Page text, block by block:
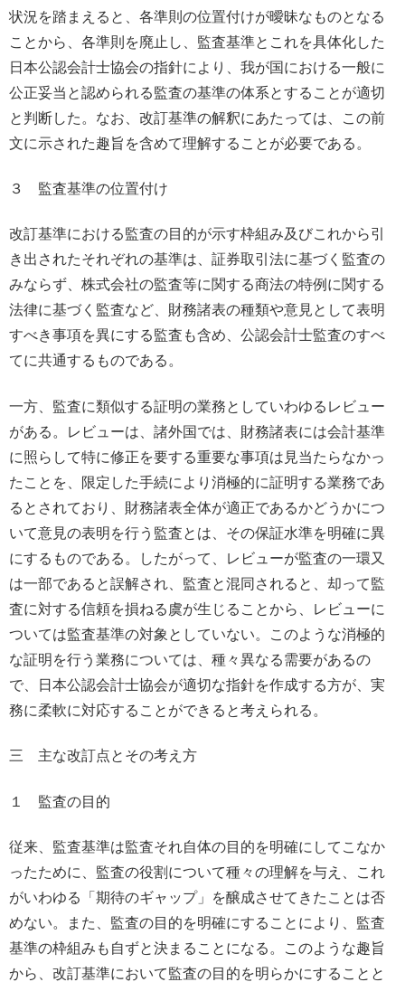
状況を踏まえると、各準則の位置付けが曖昧なものとなる
ことから、各準則を廃止し、監査基準とこれを具体化した
日本公認会計士協会の指針により、我が国における一般に
公正妥当と認められる監査の基準の体系とすることが適切
と判断した。なお、改訂基準の解釈にあたっては、この前
文に示された趣旨を含めて理解することが必要である。
３ 監査基準の位置付け
改訂基準における監査の目的が示す枠組み及びこれから引
き出されたそれぞれの基準は、証券取引法に基づく監査の
みならず、株式会社の監査等に関する商法の特例に関する
法律に基づく監査など、財務諸表の種類や意見として表明
すべき事項を異にする監査も含め、公認会計士監査のすべ
てに共通するものである。
一方、監査に類似する証明の業務としていわゆるレビュー
がある。レビューは、諸外国では、財務諸表には会計基準
に照らして特に修正を要する重要な事項は見当たらなかっ
たことを、限定した手続により消極的に証明する業務であ
るとされており、財務諸表全体が適正であるかどうかにつ
いて意見の表明を行う監査とは、その保証水準を明確に異
にするものである。したがって、レビューが監査の一環又
は一部であると誤解され、監査と混同されると、却って監
査に対する信頼を損ねる虞が生じることから、レビューに
ついては監査基準の対象としていない。このような消極的
な証明を行う業務については、種々異なる需要があるの
で、日本公認会計士協会が適切な指針を作成する方が、実
務に柔軟に対応することができると考えられる。
三 主な改訂点とその考え方
１ 監査の目的
従来、監査基準は監査それ自体の目的を明確にしてこなか
ったために、監査の役割について種々の理解を与え、これ
がいわゆる「期待のギャップ」を醸成させてきたことは否
めない。また、監査の目的を明確にすることにより、監査
基準の枠組みも自ずと決まることになる。このような趣旨
から、改訂基準において監査の目的を明らかにすることと